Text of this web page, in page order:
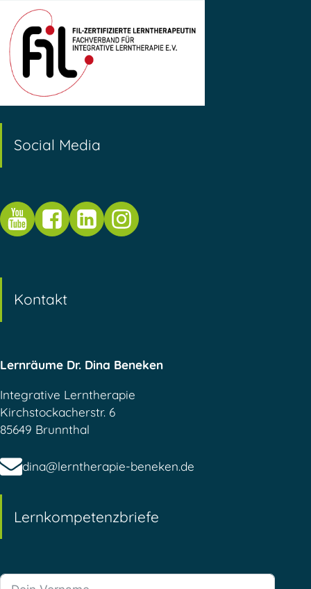
Social Media
Kontakt
Lernräume Dr. Dina Beneken
Integrative Lerntherapie
Kirchstockacherstr. 6
85649 Brunnthal
dina@lerntherapie-beneken.de
Lernkompetenzbriefe